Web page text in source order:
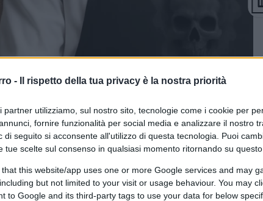
- Il rispetto della tua privacy è la nostra priorità
partner utilizziamo, sul nostro sito, tecnologie come i cookie per
fornire funzionalità per social media e analizzare il nostro
di seguito si acconsente all'utilizzo di questa tecnologia. Puoi
tue scelte sul consenso in qualsiasi momento ritornando su
that this website/app uses one or more Google services and may
but not limited to your visit or usage behaviour. You may
to Google and its third-party tags to use your data for below